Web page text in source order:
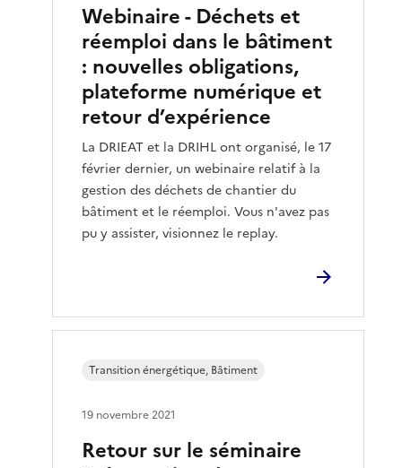
Webinaire - Déchets et
réemploi dans le bâtiment
: nouvelles obligations,
plateforme numérique et
retour d’expérience
La DRIEAT et la DRIHL ont organisé, le 17
février dernier, un webinaire relatif à la
gestion des déchets de chantier du
bâtiment et le réemploi. Vous n'avez pas
pu y assister, visionnez le replay.
Retour sur le séminaire
Transition énergétique, Bâtiment
19 novembre 2021